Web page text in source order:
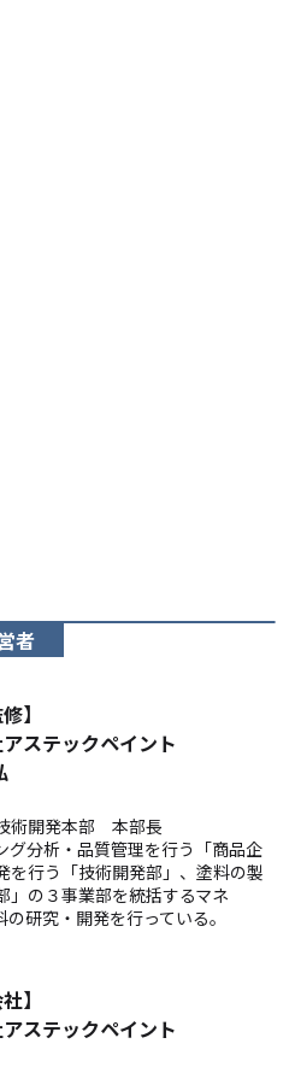
者
】
ステックペイント
術開発本部 本部長
グ分析・品質管理を行う「商品企
を行う「技術開発部」、塗料の製
」の３事業部を統括するマネ
研究・開発を行っている。
】
ステックペイント